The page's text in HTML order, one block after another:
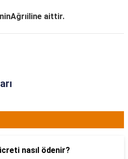
aittir.
nasıl ödenir?